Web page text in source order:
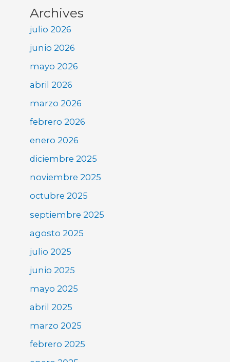
Archives
julio 2026
junio 2026
mayo 2026
abril 2026
marzo 2026
febrero 2026
enero 2026
diciembre 2025
noviembre 2025
octubre 2025
septiembre 2025
agosto 2025
julio 2025
junio 2025
mayo 2025
abril 2025
marzo 2025
febrero 2025